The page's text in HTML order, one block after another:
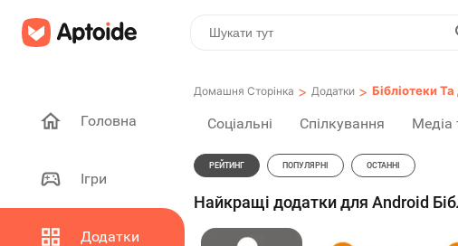
Головна
Ігри
Додатки
Домашня Сторінка > Додатки > Бібліотеки
Соціальні Спілкування Медіа
РЕЙТИНГ ПОПУЛЯРНІ ОСТАННІ
Найкращі додатки для Android